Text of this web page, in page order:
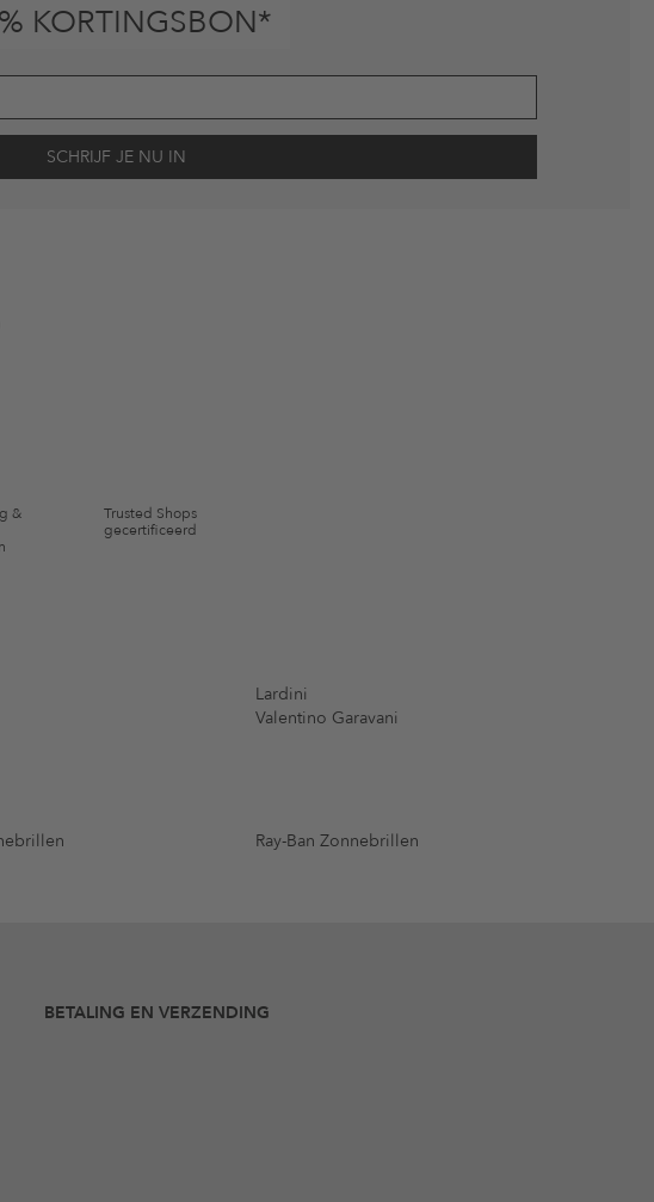
KORTINGSBON*
&
Trusted Shops
gecertificeerd
Lardini
Valentino Garavani
Ray-Ban Zonnebrillen
BETALING EN VERZENDING